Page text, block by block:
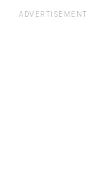
ADVERTISEMENT